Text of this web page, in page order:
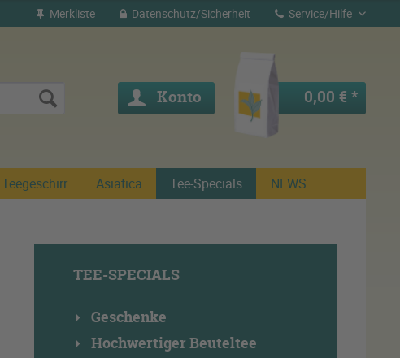
Merkliste Datenschutz/Sicherheit Service/Hilfe
Konto 0,00 € *
Teegeschirr Asiatica Tee-Specials NEWS
TEE-SPECIALS
Geschenke
Hochwertiger Beuteltee